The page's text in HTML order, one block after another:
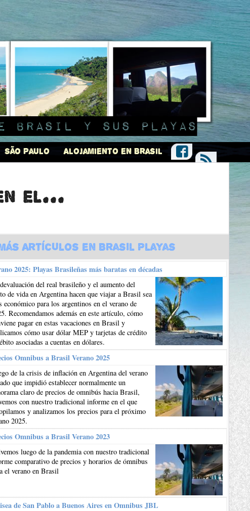
Brasil y sus playas
São Paulo Alojamiento en Brasil
el...
Artículos en Brasil Playas
2025: Playas Brasileñas más baratas en décadas
del real brasileño y el aumento del
de vida en Argentina hacen que viajar a Brasil sea
económico para los argentinos en el verano de
Recomendamos además en este artículo, cómo
pagar en estas vacaciones en Brasil y
cómo usar dólar MEP y tarjetas de crédito
asociadas a cuentas en dólares.
Omnibus a Brasil Verano 2025
de la crisis de inflación en Argentina del verano
que impidió establecer normalmente un
claro de precios de omnibús hacia Brasil,
con nuestro tradicional informe en el que
y analizamos los precios para el próximo
2025.
Omnibus a Brasil Verano 2023
luego de la pandemia con nuestro tradicional
comparativo de precios y horarios de ómnibus
el verano en Brasil
de San Pablo a Buenos Aires en Omnibus JBL